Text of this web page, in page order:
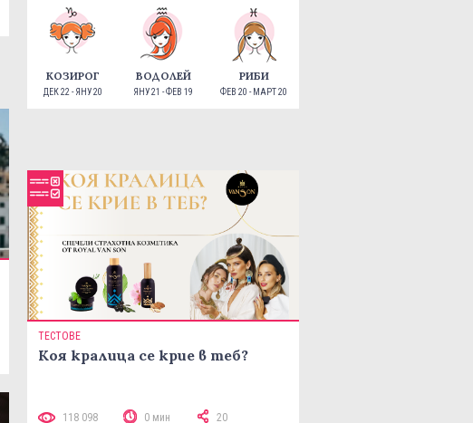
КОЗИРОГ
ДЕК 22 - ЯНУ 20
ВОДОЛЕЙ
ЯНУ 21 - ФЕВ 19
РИБИ
ФЕВ 20 - МАРТ 20
ТЕСТОВЕ
Коя кралица се крие в теб?
118 098 0 мин 20